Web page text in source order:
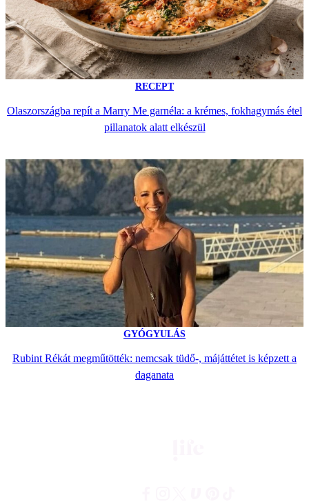
RECEPT
Olaszországba repít a Marry Me garnéla: a krémes, fokhagymás étel
pillanatok alatt elkészül
GYÓGYULÁS
Rubint Rékát megműtötték: nemcsak tüdő-, májáttétet is képzett a
daganata